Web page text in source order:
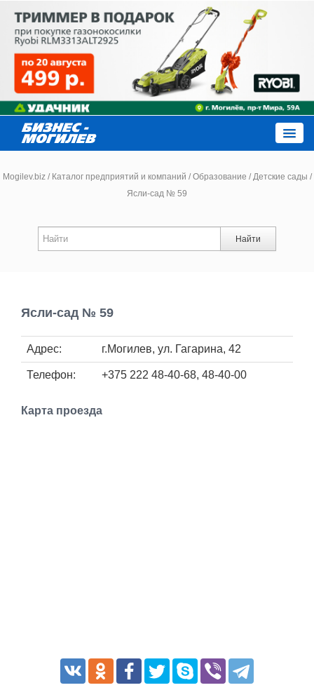
Новости
Афиша
Mogilev.biz / Каталог предприятий и компаний / Образование / Детские сады /
Ясли-сад № 59
Найти
Ясли-сад № 59
Адрес: г.Могилев, ул. Гагарина, 42
Телефон: +375 222 48-40-68, 48-40-00
Карта проезда